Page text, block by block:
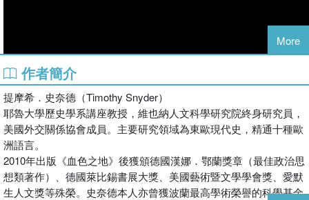
More
作者簡介
提摩希．史奈德（Timothy Snyder）
耶魯大學歷史學系講座教授，維也納人文科學研究院終身研究員，
美國外交關係協會成員。主要研究領域為東歐現代史，精通十種歐
洲語言。
2010年出版《血色之地》後獲頒德國漢娜．鄂蘭獎章（最佳政治思
想類著作）、德國萊比錫書展大獎、美國藝術暨文學學會獎、愛默
生人文獎等殊榮。史奈德本人亦曾獲波蘭最高學術榮譽的科學基金